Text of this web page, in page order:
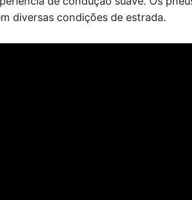
diversas condições de estrada.